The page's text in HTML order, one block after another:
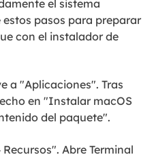
el sistema
pasos para preparar
con el instalador de
a "Aplicaciones". Tras
en "Instalar macOS
del paquete".
Abre Terminal